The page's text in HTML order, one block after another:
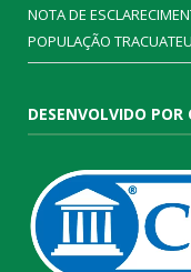
NOTA DE
POPULAÇÃO
DESENVOLVIDO POR